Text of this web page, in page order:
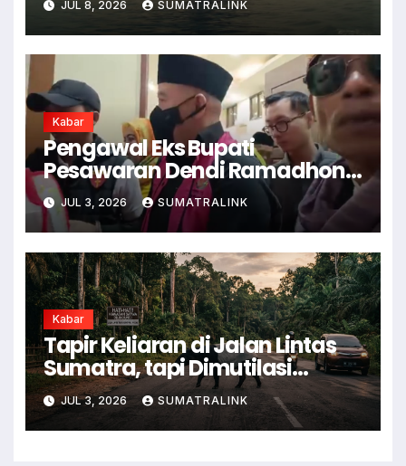
JUL 8, 2026 SUMATRALINK
Kabar
Pengawal Eks Bupati
Pesawaran Dendi Ramadhona
Pukul Kamera Wartawan
JUL 3, 2026 SUMATRALINK
Kabar
Tapir Keliaran di Jalan Lintas
Sumatra, tapi Dimutilasi
Warga
JUL 3, 2026 SUMATRALINK